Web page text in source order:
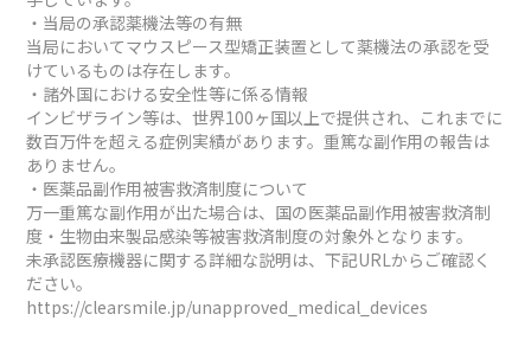
・当局の承認薬機法等の有無
当局においてマウスピース型矯正装置として薬機法の承認を受
けているものは存在します。
・諸外国における安全性等に係る情報
インビザライン等は、世界100ヶ国以上で提供され、これまでに
数百万件を超える症例実績があります。重篤な副作用の報告は
ありません。
・医薬品副作用被害救済制度について
万一重篤な副作用が出た場合は、国の医薬品副作用被害救済制
度・生物由来製品感染等被害救済制度の対象外となります。
未承認医療機器に関する詳細な説明は、下記URLからご確認く
ださい。
https://clearsmile.jp/unapproved_medical_devices